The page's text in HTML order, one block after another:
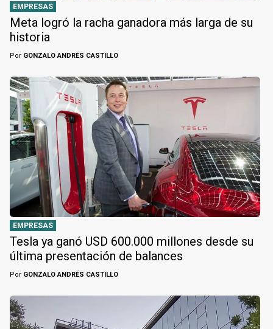
EMPRESAS
Meta logró la racha ganadora más larga de su
historia
Por GONZALO ANDRÉS CASTILLO
EMPRESAS
Tesla ya ganó USD 600.000 millones desde su
última presentación de balances
Por GONZALO ANDRÉS CASTILLO